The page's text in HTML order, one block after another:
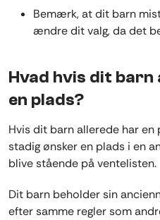
Bemærk, at dit barn
ændre dit valg, da det
Hvad hvis dit
en plads?
Hvis dit barn allerede har
stadig ønsker en plads i en
blive stående på ventelisten.
Dit barn beholder sin
efter samme regler som